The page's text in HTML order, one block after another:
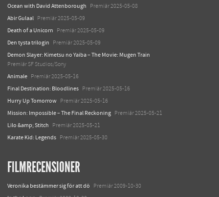
Ocean with David Attenborough Premiär 2025-05-08
Abir Gulaal Premiär 2025-05-09
Death of a Unicorn Premiär 2025-05-09
Den tysta trilogin Premiär 2025-05-09
Demon Slayer: Kimetsu no Yaiba – The Movie: Mugen Train
Premiär SF Studios/Sony
Animale Premiär 2025-05-16
Final Destination: Bloodlines Premiär 2025-05-16
Hurry Up Tomorrow Premiär 2025-05-16
Mission: Impossible – The Final Reckoning Premiär 2025-05-21
Lilo &amp; Stitch Premiär 2025-05-21
Karate Kid: Legends Premiär 2025-05-30
FILMRECENSIONER
Veronika bestämmer sig för att dö Premiär 2009-10-30